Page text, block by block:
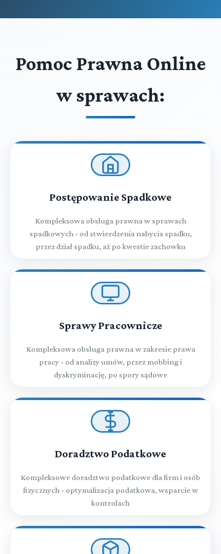
Pomoc Prawna Online
w sprawach:
Postępowanie Spadkowe
Kompleksowa obsługa prawna w sprawach
spadkowych - od stwierdzenia nabycia spadku,
przez dział spadku, aż po kwestie zachowku
Sprawy Pracownicze
Kompleksowa obsługa prawna w zakresie prawa
pracy - od analizy umów, przez mobbing i
dyskryminację, po spory sądowe
Doradztwo Podatkowe
Kompleksowe doradztwo podatkowe dla firm i osób
fizycznych - optymalizacja podatkowa, wsparcie w
kontrolach